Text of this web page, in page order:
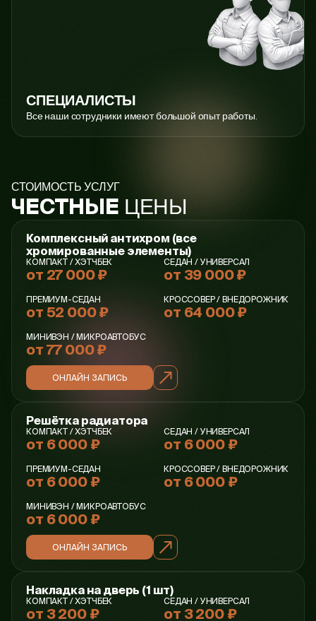
СПЕЦИАЛИСТЫ
Все наши сотрудники имеют большой опыт работы.
СТОИМОСТЬ УСЛУГ
ЧЕСТНЫЕ ЦЕНЫ
Комплексный антихром (все
хромированные элементы)
КОМПАКТ / ХЭТЧБЕК
от 27 000 ₽
СЕДАН / УНИВЕРСАЛ
от 39 000 ₽
ПРЕМИУМ-СЕДАН
от 52 000 ₽
КРОССОВЕР / ВНЕДОРОЖНИК
от 64 000 ₽
МИНИВЭН / МИКРОАВТОБУС
от 77 000 ₽
ОНЛАЙН ЗАПИСЬ
Решётка радиатора
КОМПАКТ / ХЭТЧБЕК
от 6 000 ₽
СЕДАН / УНИВЕРСАЛ
от 6 000 ₽
ПРЕМИУМ-СЕДАН
от 6 000 ₽
КРОССОВЕР / ВНЕДОРОЖНИК
от 6 000 ₽
МИНИВЭН / МИКРОАВТОБУС
от 6 000 ₽
ОНЛАЙН ЗАПИСЬ
Накладка на дверь (1 шт)
КОМПАКТ / ХЭТЧБЕК
от 3 200 ₽
СЕДАН / УНИВЕРСАЛ
от 3 200 ₽